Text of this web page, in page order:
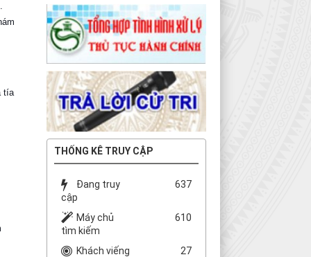
tía
THỐNG KÊ TRUY CẬP
Đang truy
cập
637
Máy chủ
tìm kiếm
610
Khách viếng
27